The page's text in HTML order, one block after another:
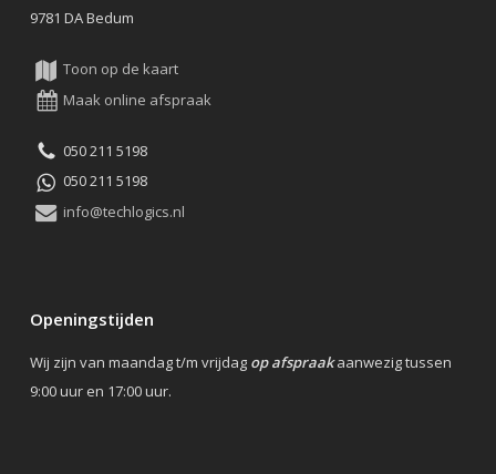
9781 DA Bedum
Toon op de kaart
Maak online afspraak
050 211 5198
050 211 5198
info@techlogics.nl
Openingstijden
Wij zijn van maandag t/m vrijdag op afspraakaanwezig tussen
9:00 uur en 17:00 uur.